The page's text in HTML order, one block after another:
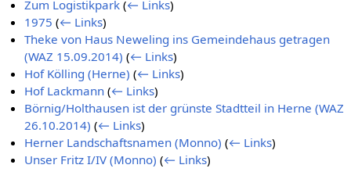
Zum Logistikpark (← Links)
1975 (← Links)
Theke von Haus Neweling ins Gemeindehaus getragen
(WAZ 15.09.2014) (← Links)
Hof Kölling (Herne) (← Links)
Hof Lackmann (← Links)
Börnig/Holthausen ist der grünste Stadtteil in Herne (WAZ
26.10.2014) (← Links)
Herner Landschaftsnamen (Monno) (← Links)
Unser Fritz I/IV (Monno) (← Links)